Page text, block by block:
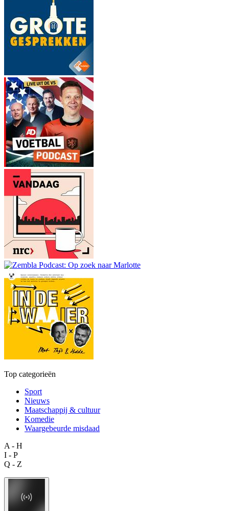
Top categorieën
Sport
Nieuws
Maatschappij & cultuur
Komedie
Waargebeurde misdaad
A - H
I - P
Q - Z